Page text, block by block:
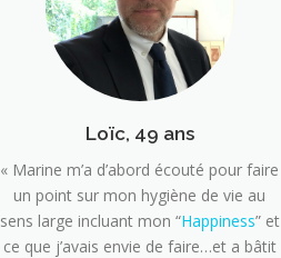
Loïc, 49 ans
« Marine m’a d’abord écouté pour faire
un point sur mon hygiène de vie au
sens large incluant mon “Happiness” et
ce que j’avais envie de faire…et a bâtit